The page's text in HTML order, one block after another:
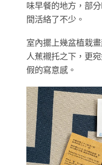
味早餐的地方，部
間活絡了不少。
室內擺上幾盆植栽
人蕉襯托之下，更
假的寫意感。